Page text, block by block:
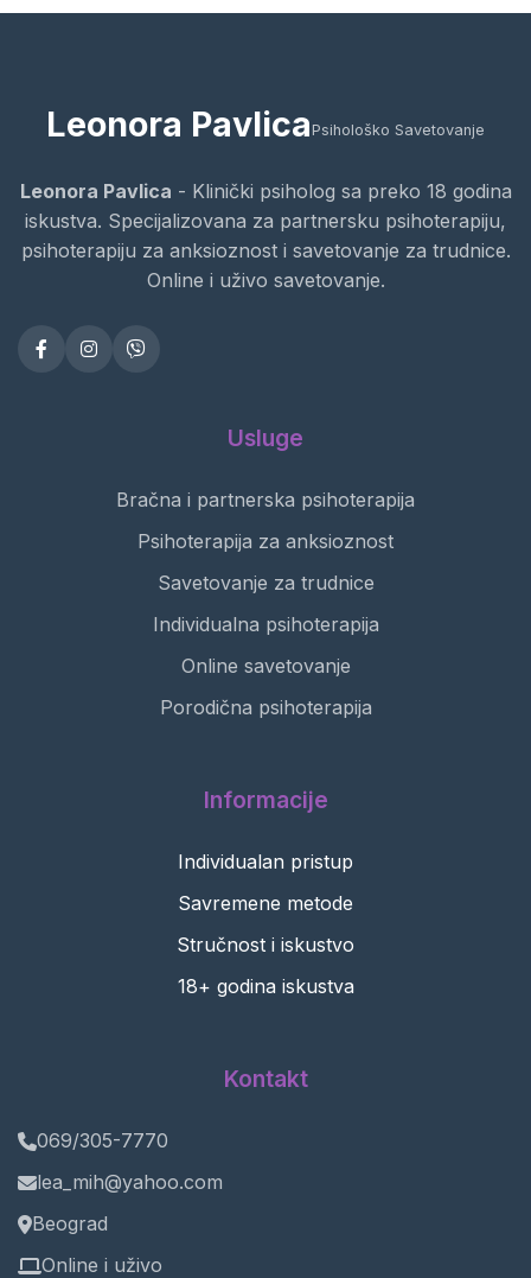
Leonora Pavlica Psihološko Savetovanje
Leonora Pavlica - Klinički psiholog sa preko 18 godina
iskustva. Specijalizovana za partnersku psihoterapiju,
psihoterapiju za anksioznost i savetovanje za trudnice.
Online i uživo savetovanje.
Usluge
Bračna i partnerska psihoterapija
Psihoterapija za anksioznost
Savetovanje za trudnice
Individualna psihoterapija
Online savetovanje
Porodična psihoterapija
Informacije
Individualan pristup
Savremene metode
Stručnost i iskustvo
18+ godina iskustva
Kontakt
069/305-7770
lea_mih@yahoo.com
Beograd
Online i uživo